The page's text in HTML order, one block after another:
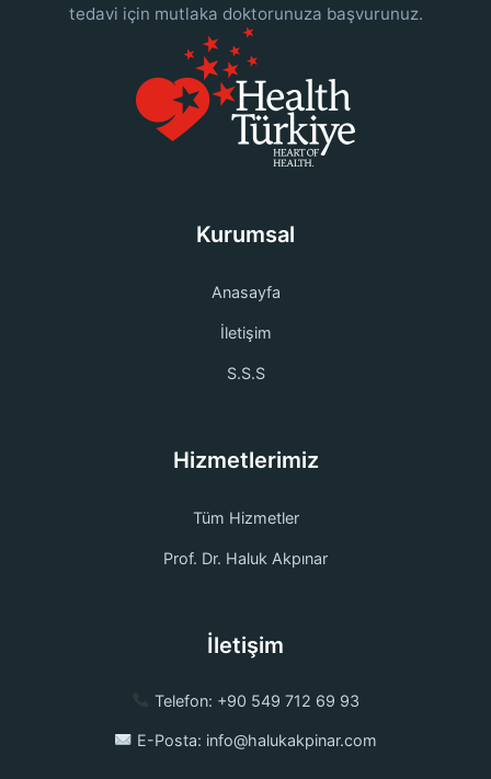
tedavi için mutlaka doktorunuza başvurunuz.
Kurumsal
Anasayfa
İletişim
S.S.S
Hizmetlerimiz
Tüm Hizmetler
Prof. Dr. Haluk Akpınar
İletişim
Telefon: +90 549 712 69 93
E-Posta: info@halukakpinar.com